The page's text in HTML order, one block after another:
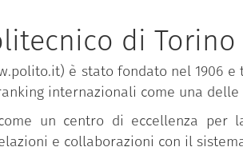
di Torino
è stato fondato nel 1906
internazionali come una
un centro di eccellenza per
e collaborazioni con il